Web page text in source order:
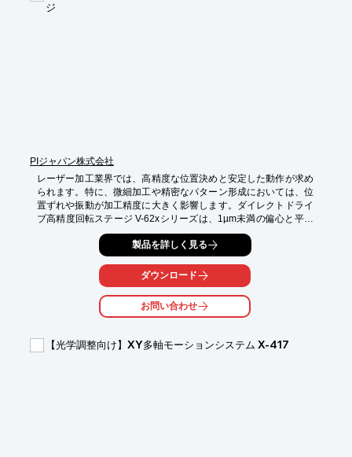
・高精度な位置決めによる品質向上
ジ
PIジャパン株式会社
レーザー加工業界では、高精度な位置決めと安定した動作が求め
られます。特に、微細加工や精密なパターン形成においては、位
置ずれや振動が加工精度に大きく影響します。ダイレクトドライ
ブ高精度回転ステージ V-62xシリーズは、1µm未満の偏心と平坦
度により、レーザー加工の精度向上に貢献します。
【活用シーン】
・角度依存の微細パターン加工
・光学部品・精密部品の試作加工
・レーザー加工プロセス開発・条件検証
・微細加工の再現性向上
製品を詳しく見る
ダウンロード
お問い合わせ
【光学調整向け】XY多軸モーションシステム X-417